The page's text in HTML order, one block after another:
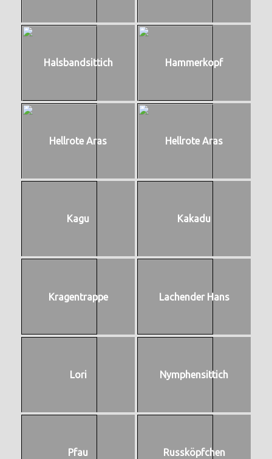
Halsbandsittich Hammerkopf
Hellrote Aras Hellrote Aras
Kagu Kakadu
Kragentrappe Lachender Hans
Lori Nymphensittich
Pfau Russköpfchen